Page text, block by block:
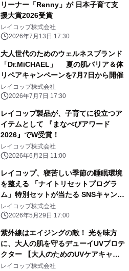
リーナー「Renny」が 日本子育て支
援大賞2026受賞
レイコップ株式会社
2026年7月13日 17:30
大人世代のためのウェルネスブランド
「Dr.MiCHAEL」 夏の肌バリア＆体
リペアキャンペーンを7月7日から開催
レイコップ株式会社
2026年7月7日 17:30
レイコップ製品が、子育てに役立つア
イテムとして 『まなべびアワード
2026』でW受賞！
レイコップ株式会社
2026年6月2日 11:00
レイコップ、寝苦しい季節の睡眠環境
を整える 「ナイトリセットプログラ
ム」特別セットが当たる SNSキャンペ
ーン開催
レイコップ株式会社
2026年5月29日 17:00
紫外線はエイジングの敵！ 光を味方
に、大人の肌を守るデューイUVプロテ
クター 【大人のためのUVケアキャン
ペーン】を実施
レイコップ株式会社